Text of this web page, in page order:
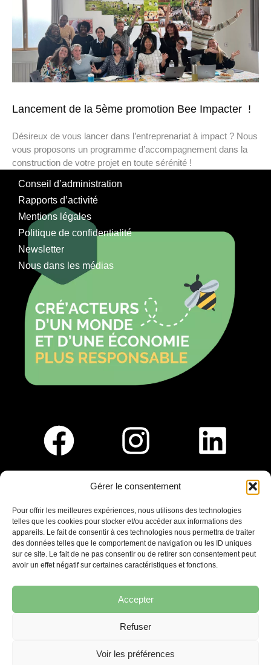
Gérer le consentement
Pour offrir les meilleures expériences, nous utilisons des technologies
telles que les cookies pour stocker et/ou accéder aux informations des
appareils. Le fait de consentir à ces technologies nous permettra de traiter
des données telles que le comportement de navigation ou les ID uniques
sur ce site. Le fait de ne pas consentir ou de retirer son consentement peut
avoir un effet négatif sur certaines caractéristiques et fonctions.
Accepter
Refuser
Voir les préférences
Lancement de la 5ème promotion Bee Impacter !
Désireux de vous lancer dans l’entreprenariat à impact ? Nous
vous proposons un programme d’accompagnement dans la
construction de votre projet en toute sérénité !
Conseil d’administration
Rapports d’activité
Mentions légales
Politique de confidentialité
Newsletter
Nous dans les médias
Saint-Germain-En-Laye
Ligne R2-Nord
Tramway T13
20mins à pied du RER A